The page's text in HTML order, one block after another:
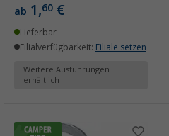
ab 1,60 €
Lieferbar
Filialverfügbarkeit: Filiale setzen
Weitere Ausführungen
erhältlich